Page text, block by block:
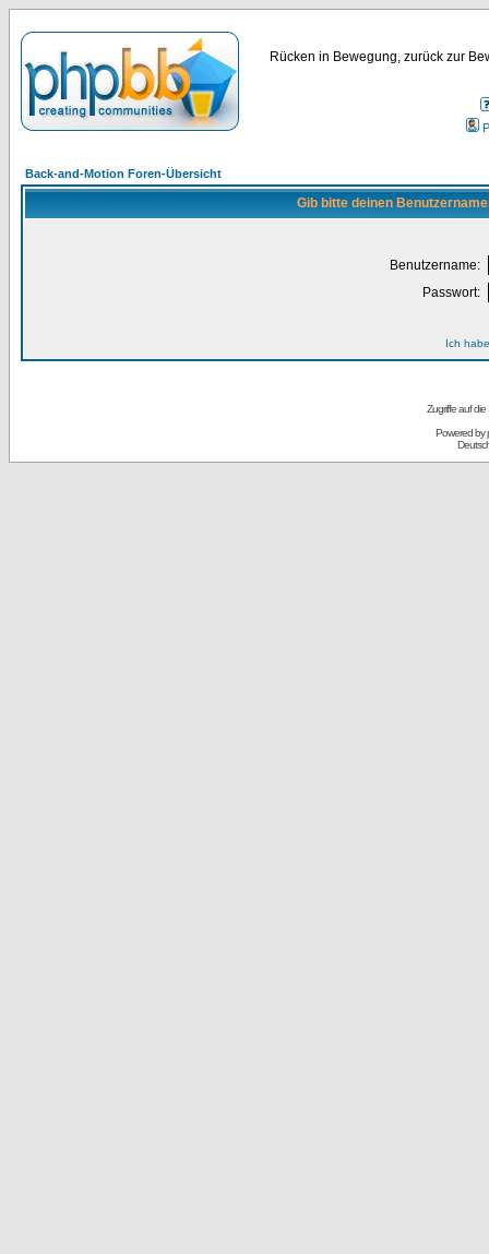
Rücken in Bewegung, zurück zur
Back-and-Motion Foren-Übersicht
Gib bitte deinen
Benutzername:
Passwort:
Ich
Zugriffe auf
Powered by